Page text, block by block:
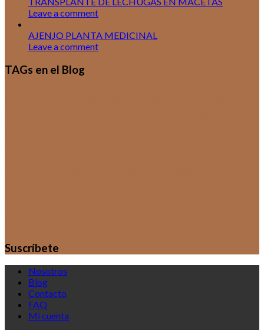
Leave a comment
AJENJO PLANTA MEDICINAL
Leave a comment
TAGs en el Blog
Suscríbete
Nosotros
Blog
Contacto
FAQ
Mi cuenta